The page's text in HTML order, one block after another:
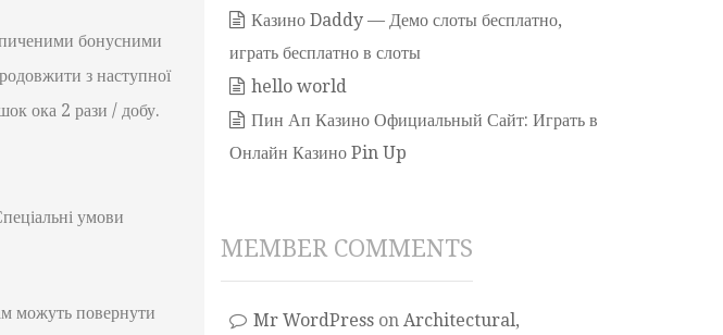
бонусними
з наступної
ока 2 рази / добу.
умови
можуть повернути
Казино Daddy — Демо слоты бесплатно,
играть бесплатно в слоты
hello world
Пин Ап Казино Официальный Сайт: Играть в
Онлайн Казино Pin Up
MEMBER COMMENTS
Mr WordPress on Architectural,